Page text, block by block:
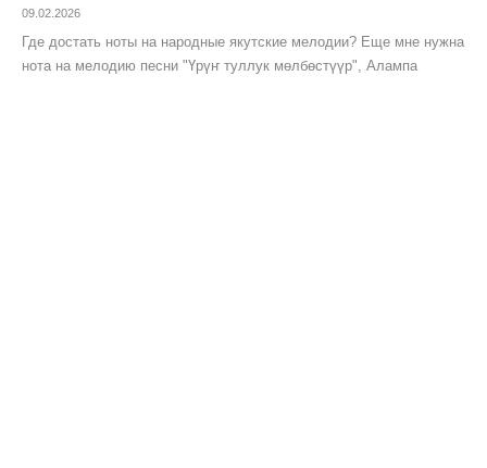
09.02.2026
Где достать ноты на народные якутские мелодии? Еще мне нужна
нота на мелодию песни "Үрүҥ туллук мөлбөстүүр", Алампа